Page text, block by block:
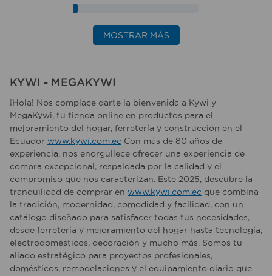
MOSTRAR MÁS
KYWI - MEGAKYWI
¡Hola! Nos complace darte la bienvenida a Kywi y
MegaKywi, tu tienda online en productos para el
mejoramiento del hogar, ferretería y construcción en el
Ecuador www.kywi.com.ec Con más de 80 años de
experiencia, nos enorgullece ofrecer una experiencia de
compra excepcional, respaldada por la calidad y el
compromiso que nos caracterizan. Este 2025, descubre la
tranquilidad de comprar en www.kywi.com.ec que combina
la tradición, modernidad, comodidad y facilidad, con un
catálogo diseñado para satisfacer todas tus necesidades,
desde ferretería y mejoramiento del hogar hasta tecnología,
electrodomésticos, decoración y mucho más. Somos tu
aliado estratégico para proyectos profesionales,
domésticos, remodelaciones y el equipamiento diario que